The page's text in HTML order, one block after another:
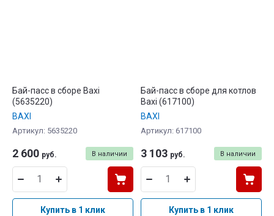
Бай-пасс в сборе Baxi
(5635220)
BAXI
Артикул: 5635220
В наличии
2 600 руб.
Купить в 1 клик
Бай-пасс в сборе для котлов
Baxi (617100)
BAXI
Артикул: 617100
В наличии
3 103 руб.
Купить в 1 клик